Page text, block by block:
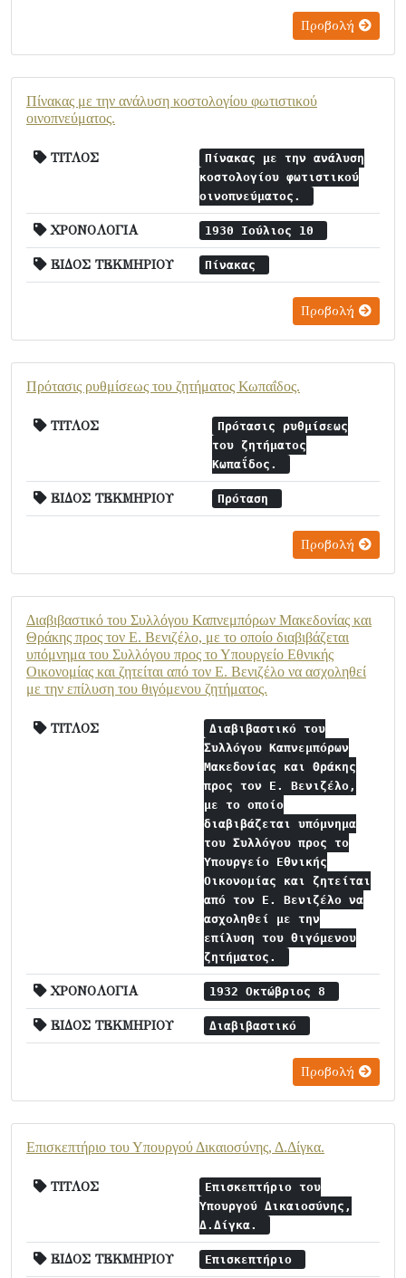
Προβολή
Πίνακας με την ανάλυση κοστολογίου φωτιστικού
οινοπνεύματος.
ΤΙΤΛΟΣ
Πίνακας με την ανάλυση
κοστολογίου φωτιστικού
οινοπνεύματος.
ΧΡΟΝΟΛΟΓΙΑ 1930 Ιούλιος 10
ΕΙΔΟΣ ΤΕΚΜΗΡΙΟΥ Πίνακας
Προβολή
Πρότασις ρυθμίσεως του ζητήματος Κωπαΐδος.
ΤΙΤΛΟΣ
Πρότασις ρυθμίσεως
του ζητήματος
Κωπαΐδος.
ΕΙΔΟΣ ΤΕΚΜΗΡΙΟΥ Πρόταση
Προβολή
Διαβιβαστικό του Συλλόγου Καπνεμπόρων Μακεδονίας και
Θράκης προς τον Ε. Βενιζέλο, με το οποίο διαβιβάζεται
υπόμνημα του Συλλόγου προς το Υπουργείο Εθνικής
Οικονομίας και ζητείται από τον Ε. Βενιζέλο να ασχοληθεί
με την επίλυση του θιγόμενου ζητήματος.
ΤΙΤΛΟΣ
Διαβιβαστικό του
Συλλόγου Καπνεμπόρων
Μακεδονίας και Θράκης
προς τον Ε. Βενιζέλο,
με το οποίο
διαβιβάζεται υπόμνημα
του Συλλόγου προς το
Υπουργείο Εθνικής
Οικονομίας και ζητείται
από τον Ε. Βενιζέλο να
ασχοληθεί με την
επίλυση του θιγόμενου
ζητήματος.
ΧΡΟΝΟΛΟΓΙΑ 1932 Οκτώβριος 8
ΕΙΔΟΣ ΤΕΚΜΗΡΙΟΥ Διαβιβαστικό
Προβολή
Επισκεπτήριο του Υπουργού Δικαιοσύνης, Δ.Δίγκα.
ΤΙΤΛΟΣ
Επισκεπτήριο του
Υπουργού Δικαιοσύνης,
Δ.Δίγκα.
ΕΙΔΟΣ ΤΕΚΜΗΡΙΟΥ Επισκεπτήριο